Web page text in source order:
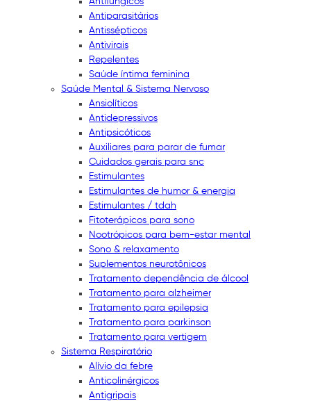
Antiparasitários
Antissépticos
Antivirais
Repelentes
Saúde íntima feminina
Saúde Mental & Sistema Nervoso
Ansiolíticos
Antidepressivos
Antipsicóticos
Auxiliares para parar de fumar
Cuidados gerais para snc
Estimulantes
Estimulantes de humor & energia
Estimulantes / tdah
Fitoterápicos para sono
Nootrópicos para bem-estar mental
Sono & relaxamento
Suplementos neurotônicos
Tratamento dependência de álcool
Tratamento para alzheimer
Tratamento para epilepsia
Tratamento para parkinson
Tratamento para vertigem
Sistema Respiratório
Alívio da febre
Anticolinérgicos
Antigripais